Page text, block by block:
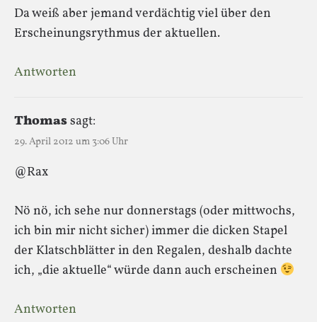
Da weiß aber jemand verdächtig viel über den
Erscheinungsrythmus der aktuellen.
Antworten
Thomassagt:
29. April 2012 um 3:06 Uhr
@Rax
Nö nö, ich sehe nur donnerstags (oder mittwochs,
ich bin mir nicht sicher) immer die dicken Stapel
der Klatschblätter in den Regalen, deshalb dachte
ich, „die aktuelle“ würde dann auch erscheinen
Antworten